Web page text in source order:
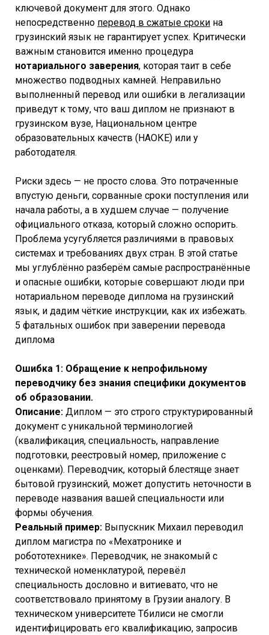
ключевой документ для этого. Однако
непосредственно перевод в сжатые сроки на
грузинский язык не гарантирует успех. Критически
важным становится именно процедура
нотариального заверения, которая таит в себе
множество подводных камней. Неправильно
выполненный перевод или ошибки в легализации
приведут к тому, что ваш диплом не признают в
грузинском вузе, Национальном центре
образовательных качеств (НАОКЕ) или у
работодателя.
Риски здесь — не просто слова. Это потраченные
впустую деньги, сорванные сроки поступления или
начала работы, а в худшем случае — получение
официального отказа, который сложно оспорить.
Проблема усугубляется различиями в правовых
системах и требованиях двух стран. В этой статье
мы углублённо разберём самые распространённые
и опасные ошибки, которые совершают люди при
нотариальном переводе диплома на грузинский
язык, и дадим чёткие инструкции, как их избежать.
5 фатальных ошибок при заверении перевода
диплома
Ошибка 1: Обращение к непрофильному
переводчику без знания специфики документов
об образовании.
Описание: Диплом — это строго структурированный
документ с уникальной терминологией
(квалификация, специальность, направление
подготовки, реестровый номер, приложение с
оценками). Переводчик, который блестяще знает
бытовой грузинский, может допустить неточности в
переводе названия вашей специальности или
формы обучения.
Реальный пример: Выпускник Михаил переводил
диплом магистра по «Мехатронике и
робототехнике». Переводчик, не знакомый с
технической номенклатурой, перевёл
специальность дословно и витиевато, что не
соответствовало принятому в Грузии аналогу. В
техническом университете Тбилиси не смогли
идентифицировать его квалификацию, запросив